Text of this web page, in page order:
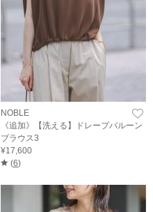
NOBLE
《追加》【洗える】ドレープバルーン
ブラウス3
¥17,600
(6)